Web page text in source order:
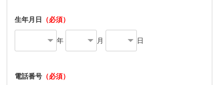
生年月日 （必須）
年 月 日
電話番号 （必須）